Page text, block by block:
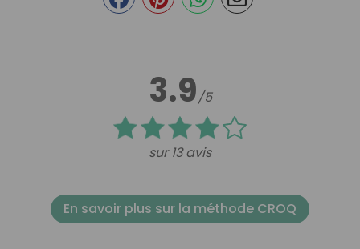
3.9/5
sur 13 avis
En savoir plus sur la méthode CROQ